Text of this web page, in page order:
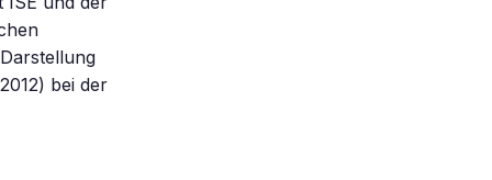
bei der